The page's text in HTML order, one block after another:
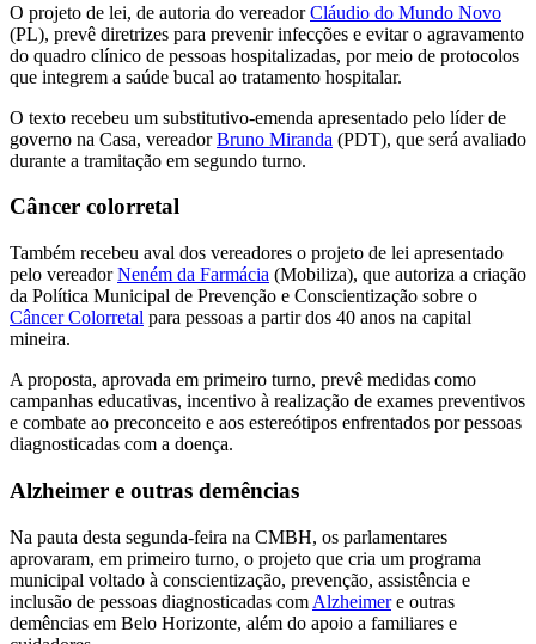
O projeto de lei, de autoria do vereadorCláudio do Mundo Novo
(PL), prevê diretrizes para prevenir infecções e evitar o agravamento
do quadro clínico de pessoas hospitalizadas, por meio de protocolos
que integrem a saúde bucal ao tratamento hospitalar.
O texto recebeu um substitutivo-emenda apresentado pelo líder de
governo na Casa, vereadorBruno Miranda (PDT), que será avaliado
durante a tramitação em segundo turno.
Câncer colorretal
Também recebeu aval dos vereadores o projeto de lei apresentado
pelo vereadorNeném da Farmácia (Mobiliza), que autoriza a criação
da Política Municipal de Prevenção e Conscientização sobre o
Câncer Colorretal para pessoas a partir dos 40 anos na capital
mineira.
A proposta, aprovada em primeiro turno, prevê medidas como
campanhas educativas, incentivo à realização de exames preventivos
e combate ao preconceito e aos estereótipos enfrentados por pessoas
diagnosticadas com a doença.
Alzheimer e outras demências
Na pauta desta segunda-feira na CMBH, os parlamentares
aprovaram, em primeiro turno, o projeto que cria um programa
municipal voltado à conscientização, prevenção, assistência e
inclusão de pessoas diagnosticadas com Alzheimere outras
demências em Belo Horizonte, além do apoio a familiares e